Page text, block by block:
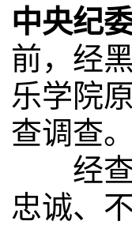
中央纪
前，经
乐学院
查调查。
经查
忠诚、